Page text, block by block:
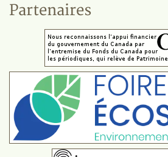
Partenaires